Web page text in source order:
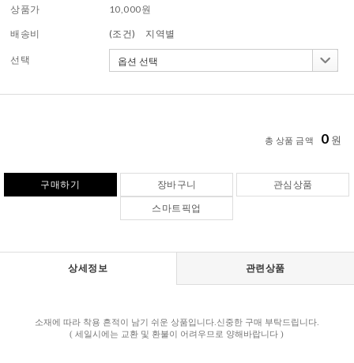
상품가 10,000원
배송비 (조건) 지역별
선택
총 상품 금액 0 원
구매하기 장바구니
관심상품
스마트픽업
상세정보 관련상품
소재에 따라 착용 흔적이 남기 쉬운 상품입니다.신중한 구매 부탁드립니다.
( 세일시에는 교환 및 환불이 어려우므로 양해바랍니다 )